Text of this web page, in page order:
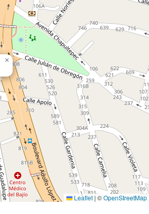
×
Leaflet | ©OpenStreetMap